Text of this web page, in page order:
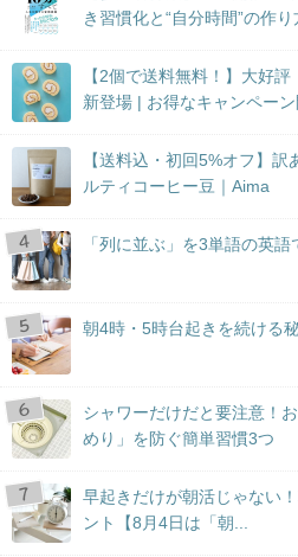
き習慣化と“自分時間”の作
【2個で送料無料！】大好
新登場 | お得なキャンペーン
【送料込・初回5%オフ】
ルティコーヒー豆｜Aima
「列に並ぶ」を3単語の英語
朝4時・5時台起きを続ける
シャワーだけだと要注意！
めり」を防ぐ簡単習慣3つ
早起きだけが朝活じゃない
ント【8月4日は「朝...